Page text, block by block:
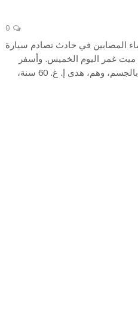
المصابين في حادث تصادم سيارة
غمر اليوم الخميس. وأسفر
الحادث عن إصابة 7 أشخاص بكسور وكدمات متفرقة بالجسم، وهم، هدى إ. غ. 60 سنة،